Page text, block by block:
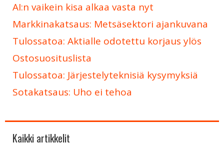
AI:n vaikein kisa alkaa vasta nyt
Markkinakatsaus: Metsäsektori ajankuvana
Tulossatoa: Aktialle odotettu korjaus ylös
Ostosuosituslista
Tulossatoa: Järjestelyteknisiä kysymyksiä
Sotakatsaus: Uho ei tehoa
Kaikki artikkelit